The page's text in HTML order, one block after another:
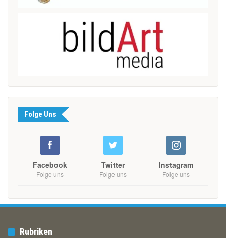
Folge Uns
Facebook
Folge uns
Twitter
Folge uns
Instagram
Folge uns
Rubriken